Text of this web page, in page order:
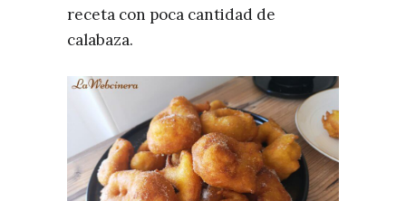
receta con poca cantidad de
calabaza.